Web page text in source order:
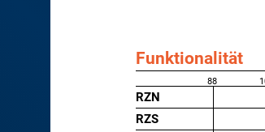
Funktionalität
88
RZN
RZS